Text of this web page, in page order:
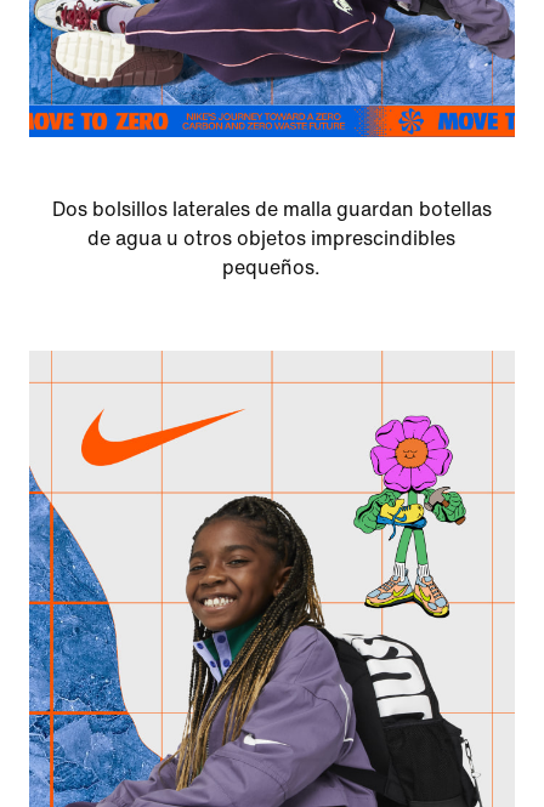
Dos bolsillos laterales de malla guardan botellas
de agua u otros objetos imprescindibles
pequeños.